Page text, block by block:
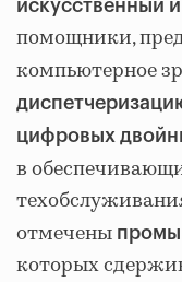
искусственный
помощники,
компьютерное
цифровых
в
отмечены
которых